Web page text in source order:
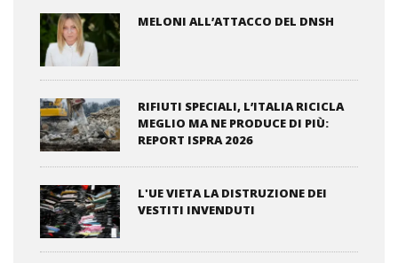
MELONI ALL’ATTACCO DEL DNSH
RIFIUTI SPECIALI, L’ITALIA RICICLA
MEGLIO MA NE PRODUCE DI PIÙ:
REPORT ISPRA 2026
L'UE VIETA LA DISTRUZIONE DEI
VESTITI INVENDUTI